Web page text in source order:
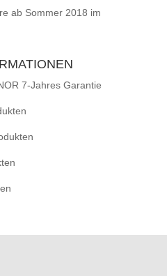
ab Sommer 2018 im
7-Jahres Garantie